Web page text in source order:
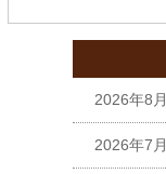
2026年8月
2026年7月